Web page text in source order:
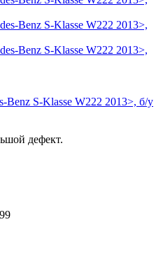
Benz S-Klasse W222 2013>, б/у
дефект.